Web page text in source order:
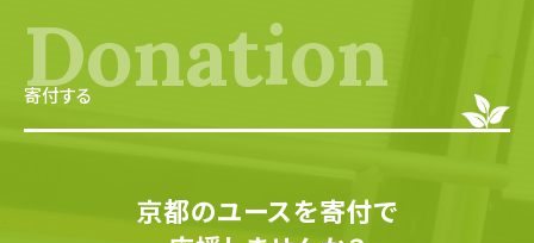
Donation
寄付する
京都のユースを寄付で